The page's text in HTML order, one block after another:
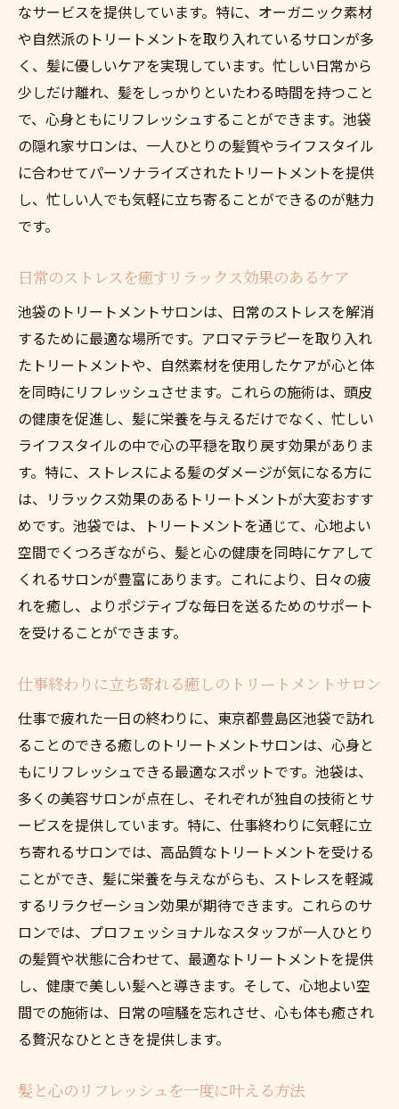
なサービスを提供しています。特に、オーガニック素材
や自然派のトリートメントを取り入れているサロンが多
く、髪に優しいケアを実現しています。忙しい日常から
少しだけ離れ、髪をしっかりといたわる時間を持つこと
で、心身ともにリフレッシュすることができます。池袋
の隠れ家サロンは、一人ひとりの髪質やライフスタイル
に合わせてパーソナライズされたトリートメントを提供
し、忙しい人でも気軽に立ち寄ることができるのが魅力
です。
日常のストレスを癒すリラックス効果のあるケア
池袋のトリートメントサロンは、日常のストレスを解消
するために最適な場所です。アロマテラピーを取り入れ
たトリートメントや、自然素材を使用したケアが心と体
を同時にリフレッシュさせます。これらの施術は、頭皮
の健康を促進し、髪に栄養を与えるだけでなく、忙しい
ライフスタイルの中で心の平穏を取り戻す効果がありま
す。特に、ストレスによる髪のダメージが気になる方に
は、リラックス効果のあるトリートメントが大変おすす
めです。池袋では、トリートメントを通じて、心地よい
空間でくつろぎながら、髪と心の健康を同時にケアして
くれるサロンが豊富にあります。これにより、日々の疲
れを癒し、よりポジティブな毎日を送るためのサポート
を受けることができます。
仕事終わりに立ち寄れる癒しのトリートメントサロン
仕事で疲れた一日の終わりに、東京都豊島区池袋で訪れ
ることのできる癒しのトリートメントサロンは、心身と
もにリフレッシュできる最適なスポットです。池袋は、
多くの美容サロンが点在し、それぞれが独自の技術とサ
ービスを提供しています。特に、仕事終わりに気軽に立
ち寄れるサロンでは、高品質なトリートメントを受ける
ことができ、髪に栄養を与えながらも、ストレスを軽減
するリラクゼーション効果が期待できます。これらのサ
ロンでは、プロフェッショナルなスタッフが一人ひとり
の髪質や状態に合わせて、最適なトリートメントを提供
し、健康で美しい髪へと導きます。そして、心地よい空
間での施術は、日常の喧騒を忘れさせ、心も体も癒され
る贅沢なひとときを提供します。
髪と心のリフレッシュを一度に叶える方法